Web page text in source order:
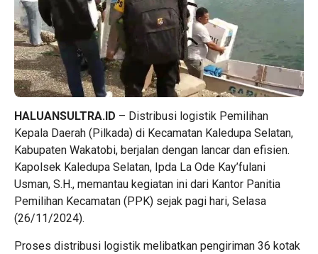
HALUANSULTRA.ID – Distribusi logistik Pemilihan
Kepala Daerah (Pilkada) di Kecamatan Kaledupa Selatan,
Kabupaten Wakatobi, berjalan dengan lancar dan efisien.
Kapolsek Kaledupa Selatan, Ipda La Ode Kay’fulani
Usman, S.H., memantau kegiatan ini dari Kantor Panitia
Pemilihan Kecamatan (PPK) sejak pagi hari, Selasa
(26/11/2024).
Proses distribusi logistik melibatkan pengiriman 36 kotak